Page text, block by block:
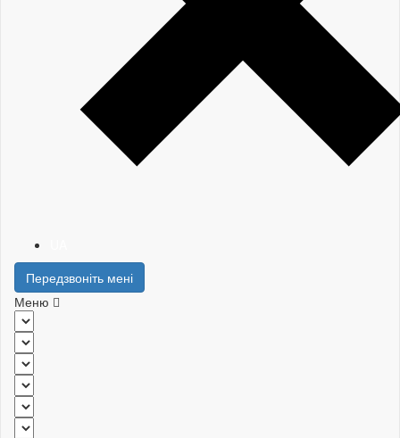
Передзвоніть мені
Меню